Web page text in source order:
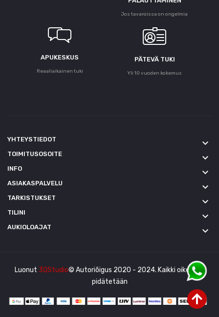
Jos tavaroissa on ongelmia
APUKESKUS
Reaaliaikainen tuki
PÄTEVÄ TUKI
Yli 10 vuoden kokemus
YHTEYSTIEDOT keyboard_arrow_down
TOIMITUSOSOITE keyboard_arrow_down
INFO keyboard_arrow_down
ASIAKASPALVELU keyboard_arrow_down
TARKISTUKSET keyboard_arrow_down
TILINI keyboard_arrow_down
AUKIOLOAJAT keyboard_arrow_down
Luonut 3QStudio© Autoriõigus 2020 - 2024. Kaikki oikeudet
pidätetään